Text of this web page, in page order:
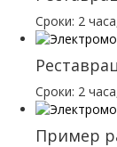
Сроки: 2
Сроки: 2
Пример